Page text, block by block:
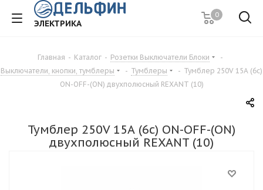
ЭЛЕКТРИКА
0
Главная - Каталог - Розетки Выключатели Блоки
-
Выключатели, кнопки, тумблеры
- Тумблеры - Тумблер 250V 15А (6c)
ON-OFF-(ON) двухполюсный REXANT (10)
Тумблер 250V 15А (6c) ON-OFF-(ON)
двухполюсный REXANT (10)